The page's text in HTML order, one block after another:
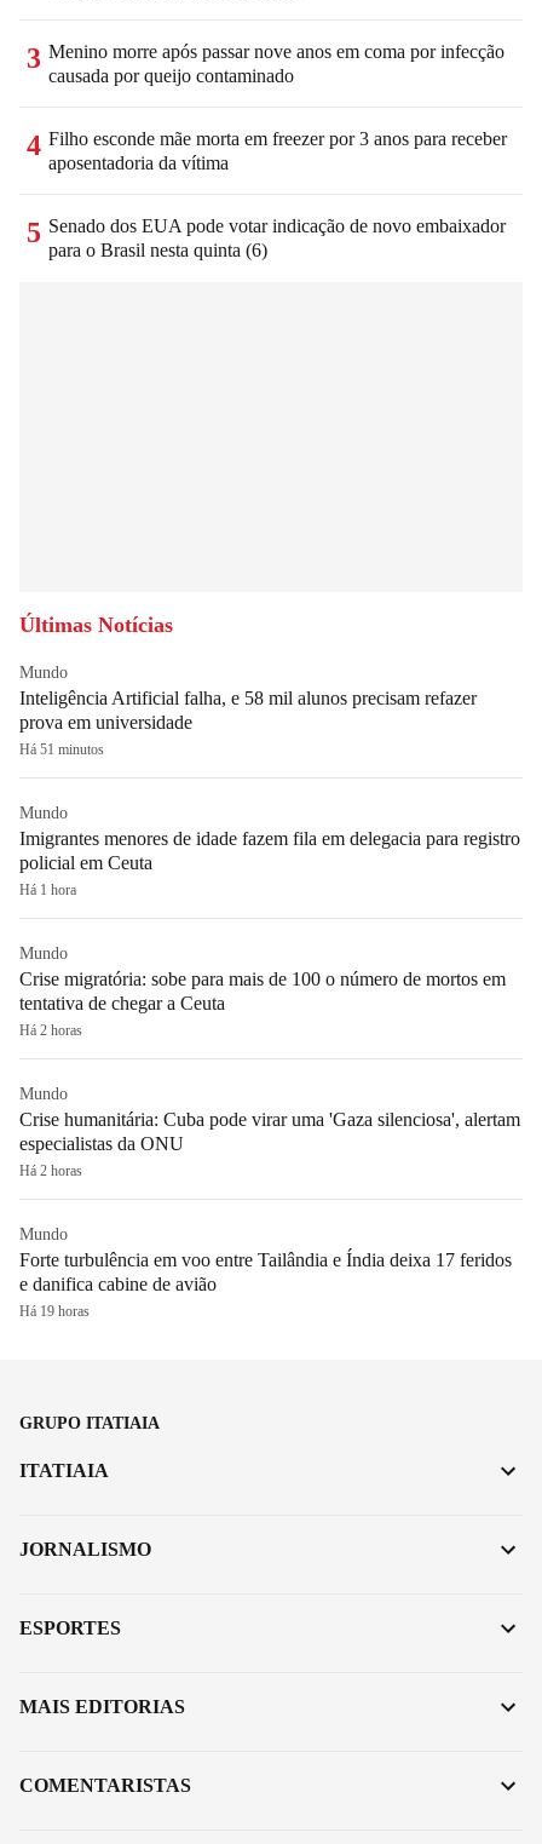
3 Menino morre após passar nove anos em coma por infecção
causada por queijo contaminado
4 Filho esconde mãe morta em freezer por 3 anos para receber
aposentadoria da vítima
5 Senado dos EUA pode votar indicação de novo embaixador
para o Brasil nesta quinta (6)
Últimas Notícias
Mundo
Inteligência Artificial falha, e 58 mil alunos precisam refazer
prova em universidade
Há 51 minutos
Mundo
Imigrantes menores de idade fazem fila em delegacia para registro
policial em Ceuta
Há 1 hora
Mundo
Crise migratória: sobe para mais de 100 o número de mortos em
tentativa de chegar a Ceuta
Há 2 horas
Mundo
Crise humanitária: Cuba pode virar uma 'Gaza silenciosa', alertam
especialistas da ONU
Há 2 horas
Mundo
Forte turbulência em voo entre Tailândia e Índia deixa 17 feridos
e danifica cabine de avião
Há 19 horas
GRUPO ITATIAIA
ITATIAIA
JORNALISMO
ESPORTES
MAIS EDITORIAS
COMENTARISTAS